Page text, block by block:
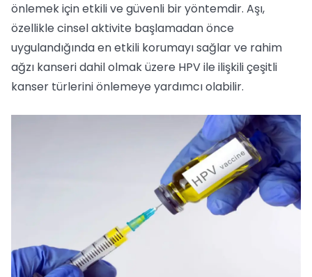
önlemek için etkili ve güvenli bir yöntemdir. Aşı,
özellikle cinsel aktivite başlamadan önce
uygulandığında en etkili korumayı sağlar ve rahim
ağzı kanseri dahil olmak üzere HPV ile ilişkili çeşitli
kanser türlerini önlemeye yardımcı olabilir.